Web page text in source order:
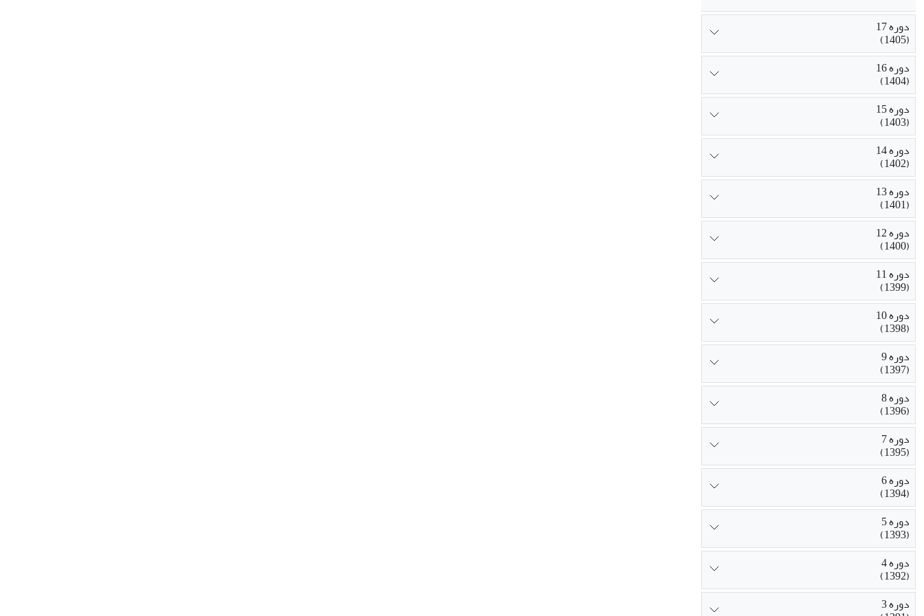
دوره 17
(1405)
دوره 16
(1404)
دوره 15
(1403)
دوره 14
(1402)
دوره 13
(1401)
دوره 12
(1400)
دوره 11
(1399)
دوره 10
(1398)
دوره 9
(1397)
دوره 8
(1396)
دوره 7
(1395)
دوره 6
(1394)
دوره 5
(1393)
دوره 4
(1392)
دوره 3